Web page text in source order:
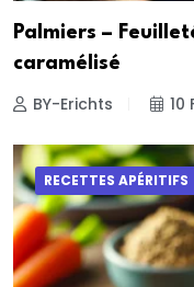
Palmiers –
caramélisé
BY-Erichts 10
RECETTES APÉRITIFS